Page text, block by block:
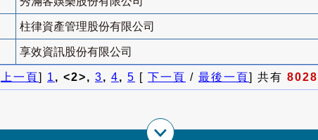
柱律資產管理股份有限公司
享效資訊股份有限公司
上一頁] 1, <2>, 3, 4, 5 [ 下一頁 / 最後一頁] 共有 8028